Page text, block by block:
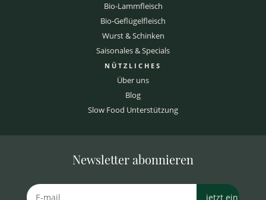
Bio-Lammfleisch
Bio-Geflügelfleisch
Wurst & Schinken
Saisonales & Specials
NÜTZLICHES
Über uns
Blog
Slow Food Unterstützung
Newsletter abonnieren